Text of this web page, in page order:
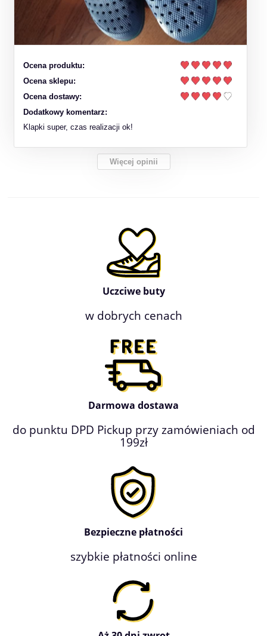
Ocena produktu:
Ocena sklepu:
Ocena dostawy:
Dodatkowy komentarz:
Klapki super, czas realizacji ok!
Więcej opinii
Uczciwe buty
w dobrych cenach
Darmowa dostawa
do punktu DPD Pickup przy zamówieniach od
199zł
Bezpieczne płatności
szybkie płatności online